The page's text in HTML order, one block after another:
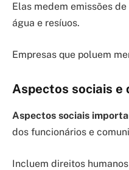
Elas medem emissões
água e resíuos.
Empresas que poluem
Aspectos sociais e
Aspectos sociais
dos funcionários e
Incluem direitos